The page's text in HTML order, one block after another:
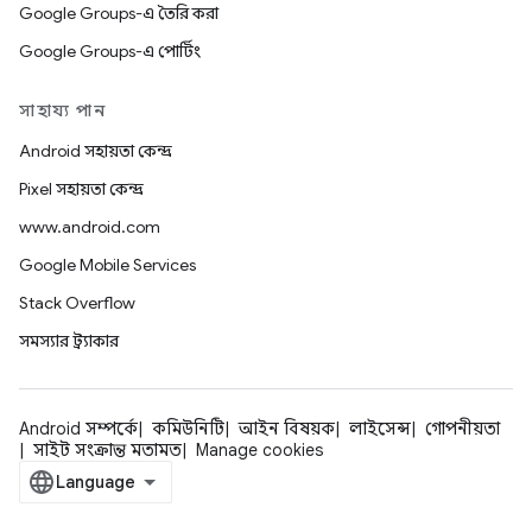
Google Groups-এ তৈরি করা
Google Groups-এ পোর্টিং
সাহায্য পান
Android সহায়তা কেন্দ্র
Pixel সহায়তা কেন্দ্র
www.android.com
Google Mobile Services
Stack Overflow
সমস্যার ট্র্যাকার
Android সম্পর্কে কমিউনিটি আইন বিষয়ক লাইসেন্স
গোপনীয়তা
সাইট সংক্রান্ত মতামত
Manage cookies